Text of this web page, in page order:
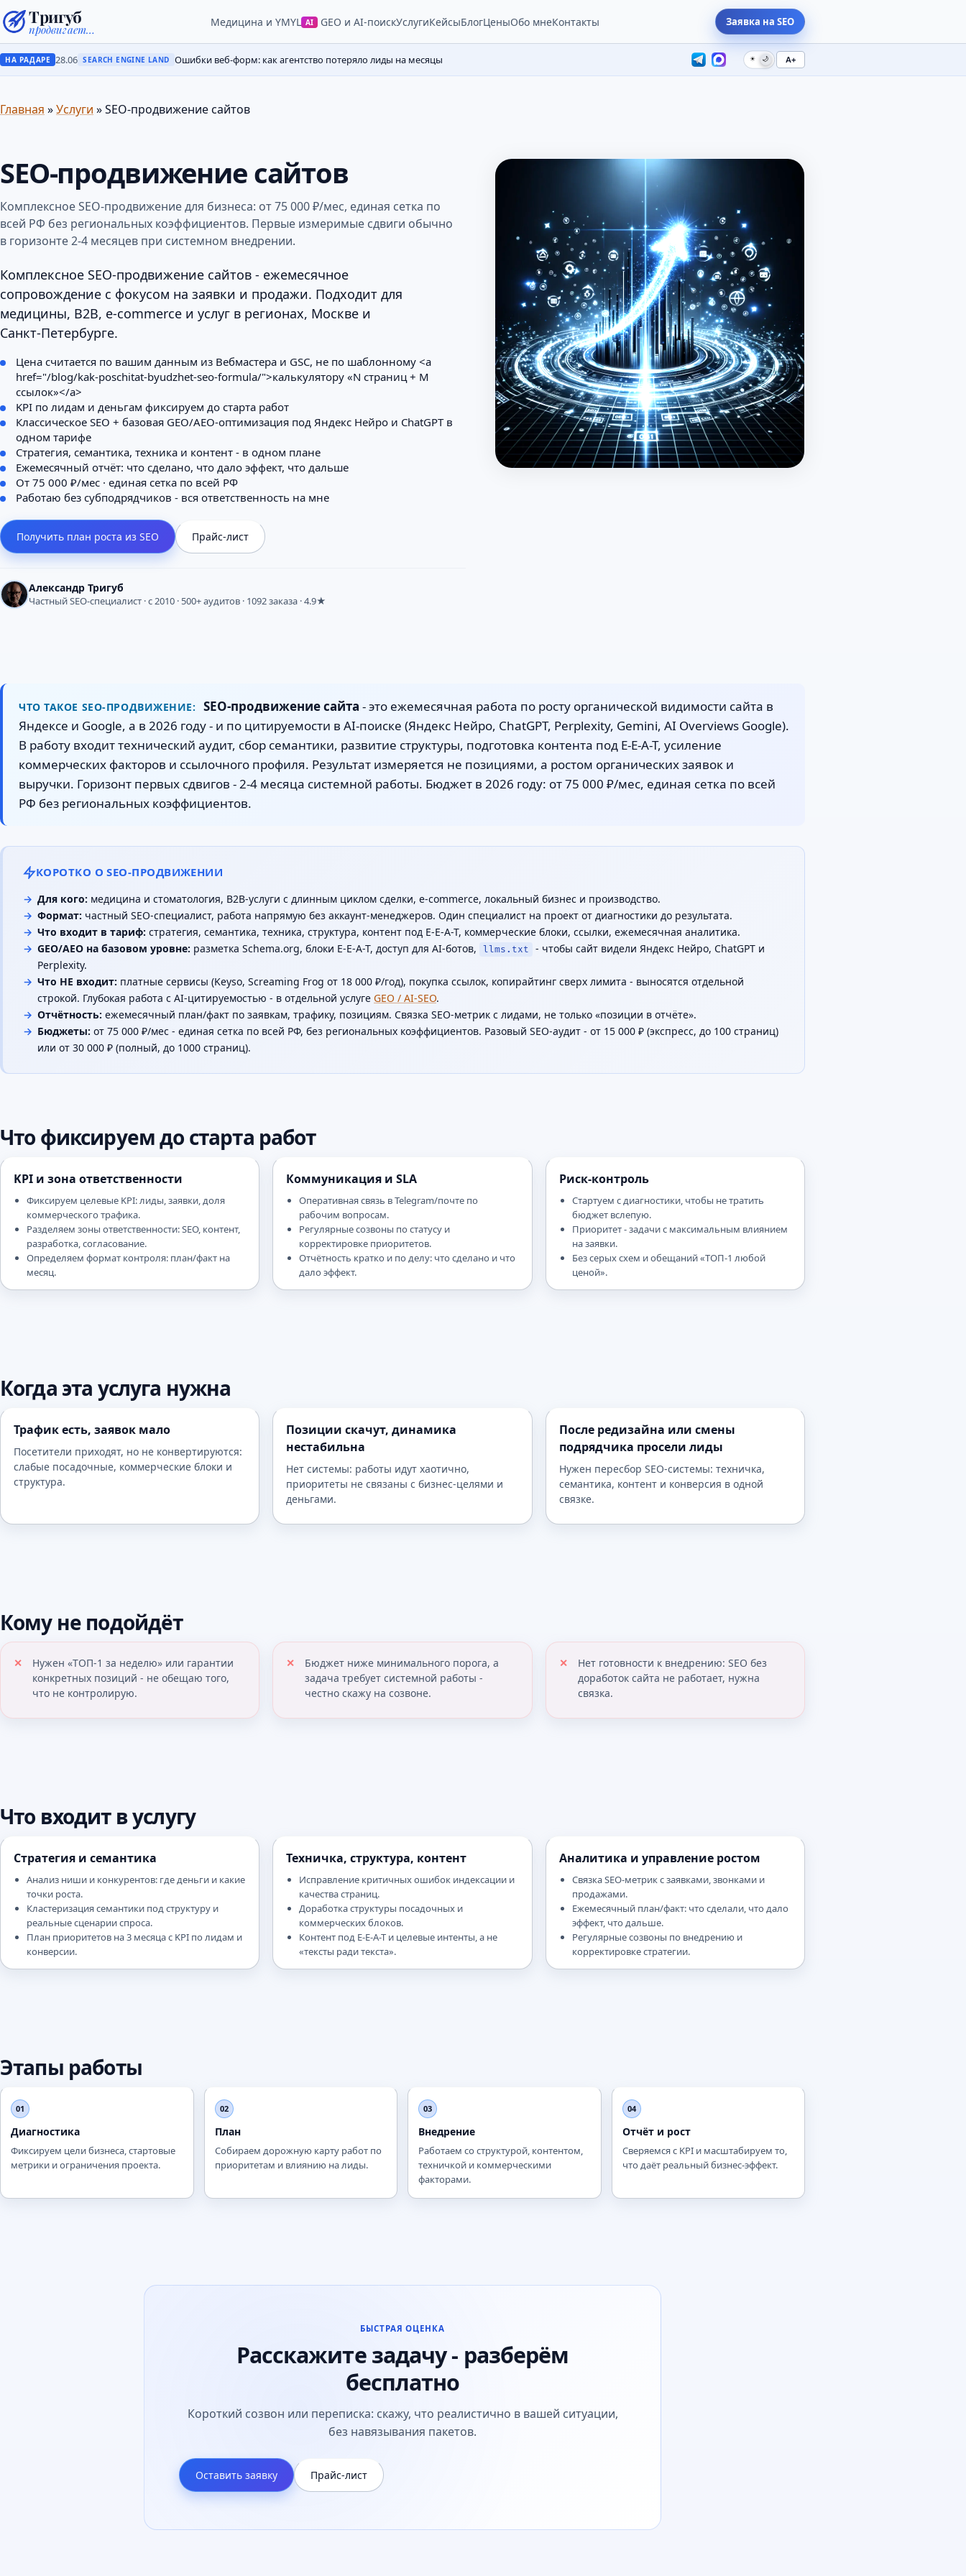
Тригуб
продвигает…
Медицина и YMYL AI GEO и AI-поискУслугиКейсыБлогЦеныОбо мнеКонтакты Заявка на SEO
НА РАДАРЕ 28.06 SEARCH ENGINE LAND Ошибки веб-форм: как агентство потеряло лиды на месяцы ☀ 🌙 A+
Главная »Услуги »SEO-продвижение сайтов
SEO-продвижение сайтов
Комплексное SEO-продвижение для бизнеса: от 75 000 ₽/мес, единая сетка по
всей РФ без региональных коэффициентов. Первые измеримые сдвиги обычно
в горизонте 2-4 месяцев при системном внедрении.
Комплексное SEO-продвижение сайтов - ежемесячное
сопровождение с фокусом на заявки и продажи. Подходит для
медицины, B2B, e-commerce и услуг в регионах, Москве и
Санкт-Петербурге.
Цена считается по вашим данным из Вебмастера и GSC, не по шаблонному <a
href="/blog/kak-poschitat-byudzhet-seo-formula/">калькулятору «N страниц + M
ссылок»</a>
KPI по лидам и деньгам фиксируем до старта работ
Классическое SEO + базовая GEO/AEO-оптимизация под Яндекс Нейро и ChatGPT в
одном тарифе
Стратегия, семантика, техника и контент - в одном плане
Ежемесячный отчёт: что сделано, что дало эффект, что дальше
От 75 000 ₽/мес · единая сетка по всей РФ
Работаю без субподрядчиков - вся ответственность на мне
Получить план роста из SEO Прайс-лист
Александр Тригуб
Частный SEO-специалист · с 2010 · 500+ аудитов · 1092 заказа · 4.9★
ЧТО ТАКОЕ SEO-ПРОДВИЖЕНИЕ: SEO-продвижение сайта - это ежемесячная работа по росту органической видимости сайта в
Яндексе и Google, а в 2026 году - и по цитируемости в AI-поиске (Яндекс Нейро, ChatGPT, Perplexity, Gemini, AI Overviews Google).
В работу входит технический аудит, сбор семантики, развитие структуры, подготовка контента под E-E-A-T, усиление
коммерческих факторов и ссылочного профиля. Результат измеряется не позициями, а ростом органических заявок и
выручки. Горизонт первых сдвигов - 2-4 месяца системной работы. Бюджет в 2026 году: от 75 000 ₽/мес, единая сетка по всей
РФ без региональных коэффициентов.
КОРОТКО О SEO-ПРОДВИЖЕНИИ
Для кого: медицина и стоматология, B2B-услуги с длинным циклом сделки, e-commerce, локальный бизнес и производство.
Формат: частный SEO-специалист, работа напрямую без аккаунт-менеджеров. Один специалист на проект от диагностики до результата.
Что входит в тариф: стратегия, семантика, техника, структура, контент под E-E-A-T, коммерческие блоки, ссылки, ежемесячная аналитика.
GEO/AEO на базовом уровне: разметка Schema.org, блоки E-E-A-T, доступ для AI-ботов, llms.txt
- чтобы сайт видели Яндекс Нейро, ChatGPT и
Perplexity.
Что НЕ входит: платные сервисы (Keyso, Screaming Frog от 18 000 ₽/год), покупка ссылок, копирайтинг сверх лимита - выносятся отдельной
строкой. Глубокая работа с AI-цитируемостью - в отдельной услуге GEO / AI-SEO.
Отчётность: ежемесячный план/факт по заявкам, трафику, позициям. Связка SEO-метрик с лидами, не только «позиции в отчёте».
Бюджеты: от 75 000 ₽/мес - единая сетка по всей РФ, без региональных коэффициентов. Разовый SEO-аудит - от 15 000 ₽ (экспресс, до 100 страниц)
или от 30 000 ₽ (полный, до 1000 страниц).
Что фиксируем до старта работ
KPI и зона ответственности
Фиксируем целевые KPI: лиды, заявки, доля
коммерческого трафика.
Разделяем зоны ответственности: SEO, контент,
разработка, согласование.
Определяем формат контроля: план/факт на
месяц.
Коммуникация и SLA
Оперативная связь в Telegram/почте по
рабочим вопросам.
Регулярные созвоны по статусу и
корректировке приоритетов.
Отчётность кратко и по делу: что сделано и что
дало эффект.
Риск-контроль
Стартуем с диагностики, чтобы не тратить
бюджет вслепую.
Приоритет - задачи с максимальным влиянием
на заявки.
Без серых схем и обещаний «ТОП-1 любой
ценой».
Когда эта услуга нужна
Трафик есть, заявок мало
Посетители приходят, но не конвертируются:
слабые посадочные, коммерческие блоки и
структура.
Позиции скачут, динамика
нестабильна
Нет системы: работы идут хаотично,
приоритеты не связаны с бизнес-целями и
деньгами.
После редизайна или смены
подрядчика просели лиды
Нужен пересбор SEO-системы: техничка,
семантика, контент и конверсия в одной
связке.
Кому не подойдёт
Нужен «ТОП-1 за неделю» или гарантии
конкретных позиций - не обещаю того,
что не контролирую.
Бюджет ниже минимального порога, а
задача требует системной работы -
честно скажу на созвоне.
Нет готовности к внедрению: SEO без
доработок сайта не работает, нужна
связка.
Что входит в услугу
Стратегия и семантика
Анализ ниши и конкурентов: где деньги и какие
точки роста.
Кластеризация семантики под структуру и
реальные сценарии спроса.
План приоритетов на 3 месяца с KPI по лидам и
конверсии.
Техничка, структура, контент
Исправление критичных ошибок индексации и
качества страниц.
Доработка структуры посадочных и
коммерческих блоков.
Контент под E-E-A-T и целевые интенты, а не
«тексты ради текста».
Аналитика и управление ростом
Связка SEO-метрик с заявками, звонками и
продажами.
Ежемесячный план/факт: что сделали, что дало
эффект, что дальше.
Регулярные созвоны по внедрению и
корректировке стратегии.
Этапы работы
01
Диагностика
Фиксируем цели бизнеса, стартовые
метрики и ограничения проекта.
02
План
Собираем дорожную карту работ по
приоритетам и влиянию на лиды.
03
Внедрение
Работаем со структурой, контентом,
техничкой и коммерческими
факторами.
04
Отчёт и рост
Сверяемся с KPI и масштабируем то,
что даёт реальный бизнес-эффект.
БЫСТРАЯ ОЦЕНКА
Расскажите задачу - разберём
бесплатно
Короткий созвон или переписка: скажу, что реалистично в вашей ситуации,
без навязывания пакетов.
Оставить заявку Прайс-лист